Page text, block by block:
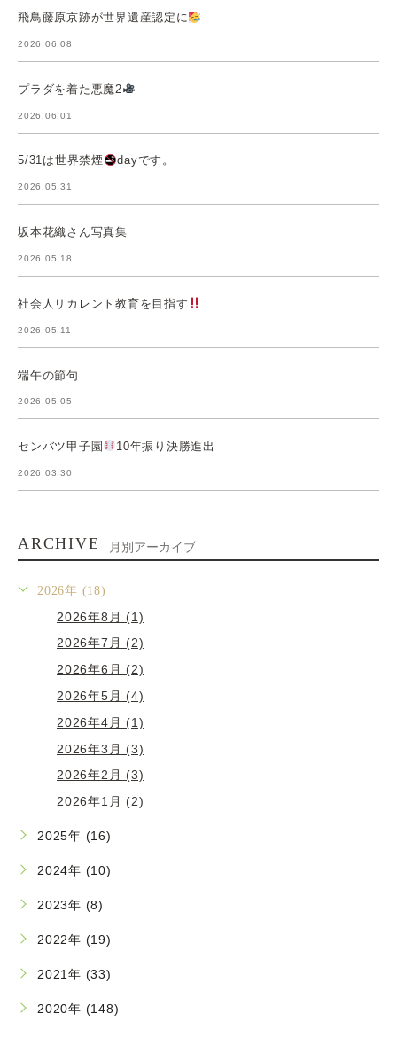
飛鳥藤原京跡が世界遺産認定に
2026.06.08
プラダを着た悪魔2
2026.06.01
5/31は世界禁煙 dayです。
2026.05.31
坂本花織さん写真集
2026.05.18
社会人リカレント教育を目指す
2026.05.11
端午の節句
2026.05.05
センバツ甲子園 10年振り決勝進出
2026.03.30
ARCHIVE 月別アーカイブ
2026年 (18)
2026年8月 (1)
2026年7月 (2)
2026年6月 (2)
2026年5月 (4)
2026年4月 (1)
2026年3月 (3)
2026年2月 (3)
2026年1月 (2)
2025年 (16)
2024年 (10)
2023年 (8)
2022年 (19)
2021年 (33)
2020年 (148)